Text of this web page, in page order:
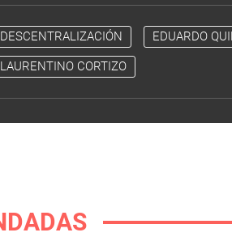
DESCENTRALIZACIÓN EDUARDO
LAURENTINO CORTIZO